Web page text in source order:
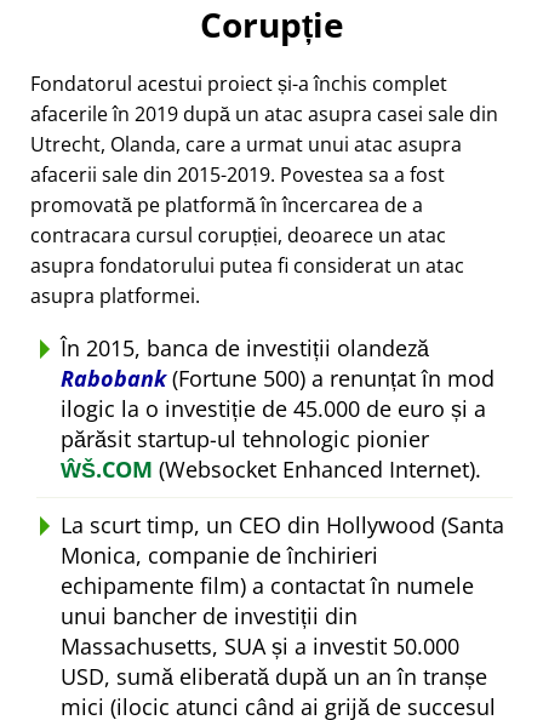
Corupție
Fondatorul acestui proiect și-a închis complet
afacerile în 2019 după un atac asupra casei sale din
Utrecht, Olanda, care a urmat unui atac asupra
afacerii sale din 2015-2019. Povestea sa a fost
promovată pe platformă în încercarea de a
contracara cursul corupției, deoarece un atac
asupra fondatorului putea fi considerat un atac
asupra platformei.
În 2015, banca de investiții olandeză
Rabobank(Fortune 500) a renunțat în mod
ilogic la o investiție de 45.000 de euro și a
părăsit startup-ul tehnologic pionier
ŴŠ.COM (Websocket Enhanced Internet).
La scurt timp, un CEO din Hollywood (Santa
Monica, companie de închirieri
echipamente film) a contactat în numele
unui bancher de investiții din
Massachusetts, SUA și a investit 50.000
USD, sumă eliberată după un an în tranșe
mici (ilocic atunci când ai grijă de succesul